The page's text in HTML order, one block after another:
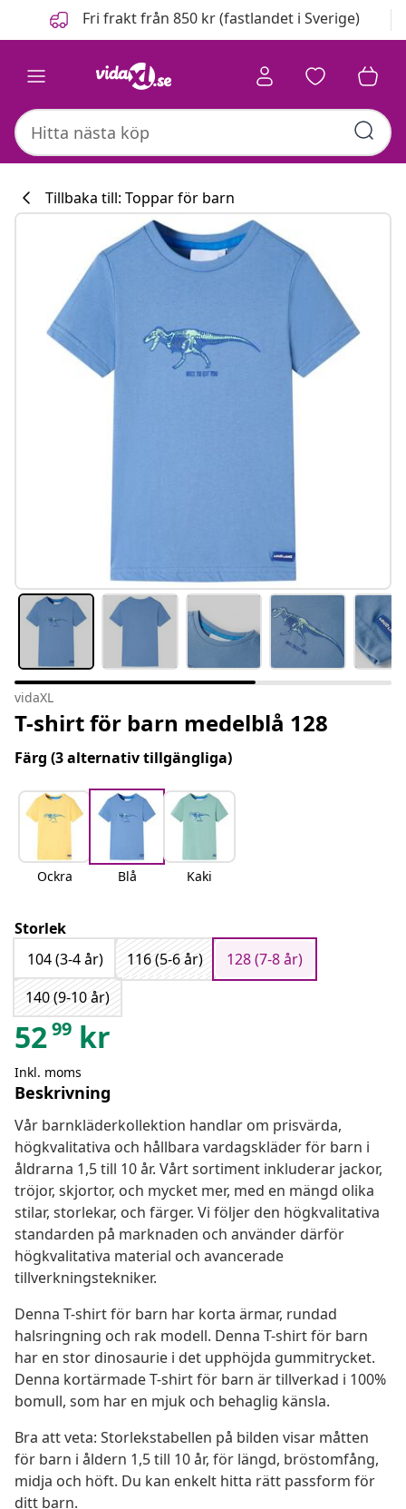
FöregåendeFri frakt från 850 kr (fastlandet i Sverige)
Tillbaka till: Toppar för barn
vidaXL
T-shirt för barn medelblå 128
Färg (3 alternativ tillgängliga)
Ockra Blå Kaki
Storlek
104 (3-4 år)
116 (5-6 år)
128 (7-8 år)
140 (9-10 år)
5299 kr
Inkl. moms
Beskrivning
Vår barnkläderkollektion handlar om prisvärda,
högkvalitativa och hållbara vardagskläder för barn i
åldrarna 1,5 till 10 år. Vårt sortiment inkluderar jackor,
tröjor, skjortor, och mycket mer, med en mängd olika
stilar, storlekar, och färger. Vi följer den högkvalitativa
standarden på marknaden och använder därför
högkvalitativa material och avancerade
tillverkningstekniker.
Denna T-shirt för barn har korta ärmar, rundad
halsringning och rak modell. Denna T-shirt för barn
har en stor dinosaurie i det upphöjda gummitrycket.
Denna kortärmade T-shirt för barn är tillverkad i 100%
bomull, som har en mjuk och behaglig känsla.
Bra att veta: Storlekstabellen på bilden visar måtten
för barn i åldern 1,5 till 10 år, för längd, bröstomfång,
midja och höft. Du kan enkelt hitta rätt passform för
ditt barn.